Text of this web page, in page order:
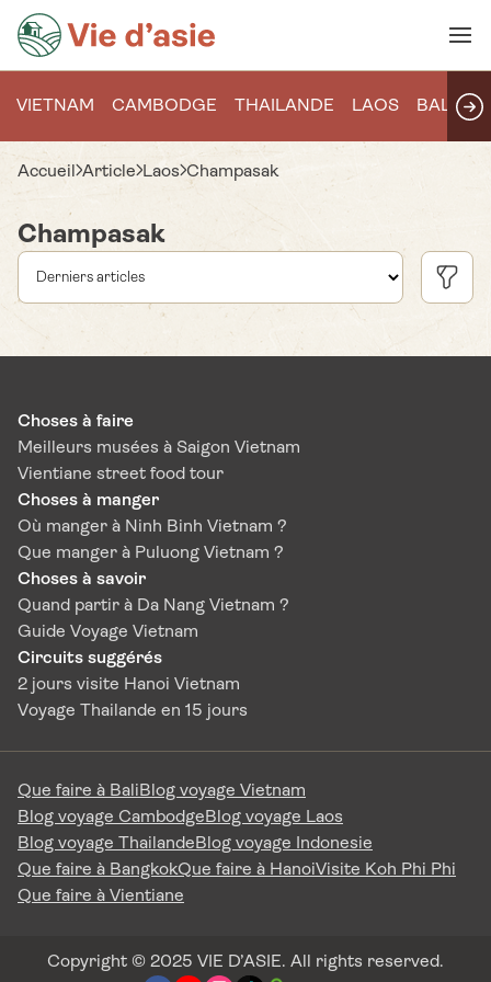
VIETNAM CAMBODGE THAILANDE LAOS BALI
Accueil Article Laos Champasak
Champasak
Choses à faire
Meilleurs musées à Saigon Vietnam
Vientiane street food tour
Choses à manger
Où manger à Ninh Binh Vietnam ?
Que manger à Puluong Vietnam ?
Choses à savoir
Quand partir à Da Nang Vietnam ?
Guide Voyage Vietnam
Circuits suggérés
2 jours visite Hanoi Vietnam
Voyage Thailande en 15 jours
Que faire à BaliBlog voyage Vietnam
Blog voyage CambodgeBlog voyage Laos
Blog voyage ThailandeBlog voyage Indonesie
Que faire à BangkokQue faire à HanoiVisite Koh Phi Phi
Que faire à Vientiane
Copyright © 2025 VIE D’ASIE. All rights reserved.